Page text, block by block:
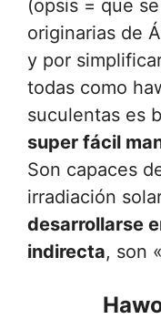
(opsis = que
originarias de
y por
todas como
suculentas es
super fácil
Son capaces
irradiación
desarrollarse
indirecta, son